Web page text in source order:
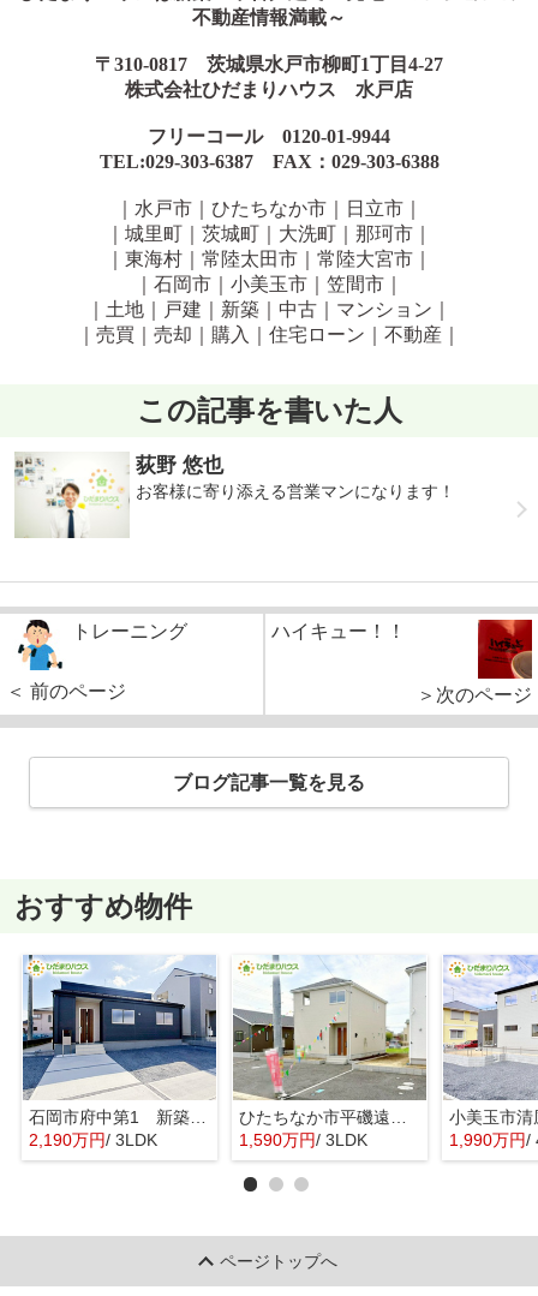
不動産情報満載～
〒 310-0817 茨城県水戸市柳町 1丁目 4-27
株式会社ひだまりハウス 水戸店
フリーコール 0120-01-9944
TEL:029-303-6387
FAX： 029-303-6388
｜水戸市｜ひたちなか市｜日立市｜
｜城里町｜茨城町｜大洗町｜那珂市｜
｜東海村｜常陸太田市｜常陸大宮市｜
｜石岡市｜小美玉市｜笠間市｜
｜土地｜戸建｜新築｜中古｜マンション｜
｜売買｜売却｜購入｜住宅ローン｜不動産｜
この記事を書いた人
荻野 悠也
お客様に寄り添える営業マンになります！
トレーニング
＜ 前のページ
ハイキュー！！
＞次のページ
ブログ記事一覧を見る
おすすめ物件
石岡市府中第1 新築戸建 3号棟
2,190万円/ 3LDK
1,590万円/ 3LDK 1,990万円/
ページトップへ